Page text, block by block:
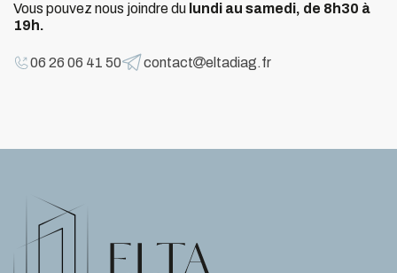
Vous pouvez nous joindre du lundi au samedi, de 8h30 à
19h.
06 26 06 41 50 contact eltadiag.fr